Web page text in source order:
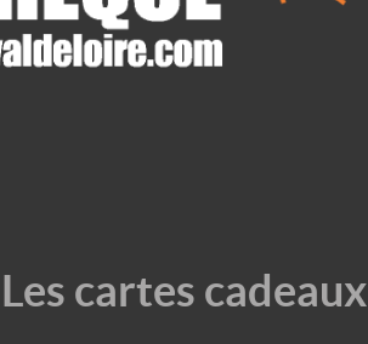
Les cartes cadeaux